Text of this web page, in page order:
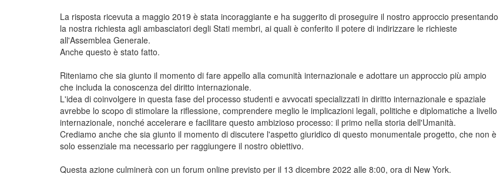
La risposta ricevuta a maggio 2019 è stata incoraggiante e ha suggerito di proseguire il nostro approccio presentando
la nostra richiesta agli ambasciatori degli Stati membri, ai quali è conferito il potere di indirizzare le richieste
all'Assemblea Generale.
Anche questo è stato fatto.
Riteniamo che sia giunto il momento di fare appello alla comunità internazionale e adottare un approccio più ampio
che includa la conoscenza del diritto internazionale.
L'idea di coinvolgere in questa fase del processo studenti e avvocati specializzati in diritto internazionale e spaziale
avrebbe lo scopo di stimolare la riflessione, comprendere meglio le implicazioni legali, politiche e diplomatiche a livello
internazionale, nonché accelerare e facilitare questo ambizioso processo: il primo nella storia dell'Umanità.
Crediamo anche che sia giunto il momento di discutere l'aspetto giuridico di questo monumentale progetto, che non è
solo essenziale ma necessario per raggiungere il nostro obiettivo.
Questa azione culminerà con un forum online previsto per il 13 dicembre 2022 alle 8:00, ora di New York.